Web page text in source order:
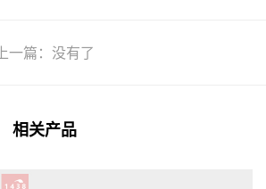
上一篇 没有了
相关产品